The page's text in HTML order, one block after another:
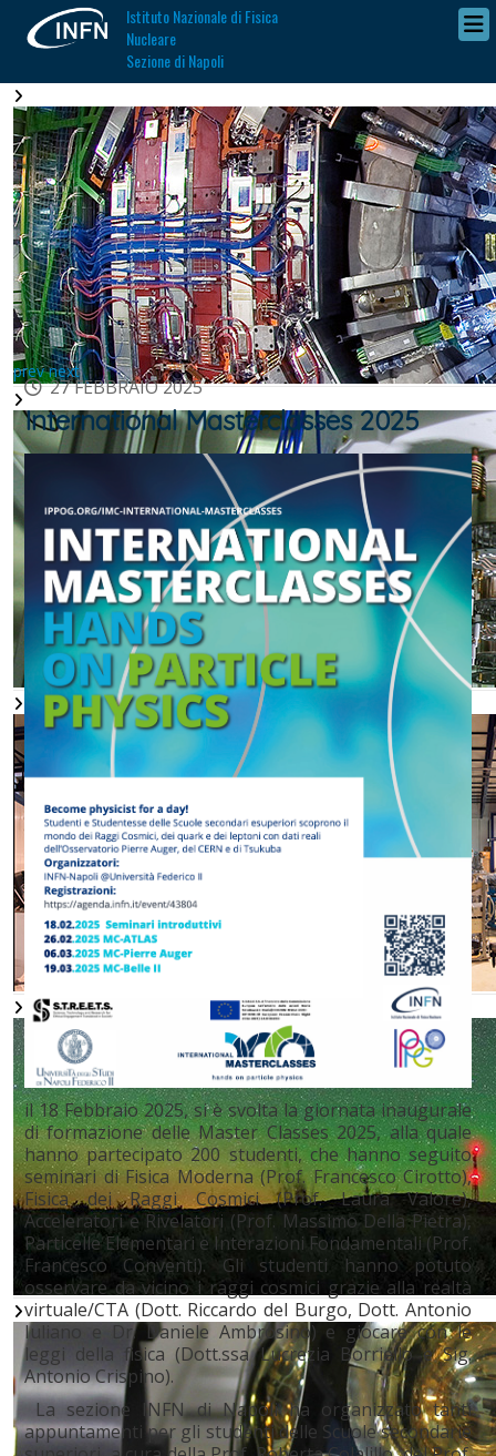
Istituto Nazionale di Fisica
Nucleare
Sezione di Napoli
prev next
27 FEBBRAIO 2025
International Masterclasses 2025
il 18 Febbraio 2025, si è svolta la giornata inaugurale
di formazione delle Master Classes 2025, alla quale
hanno partecipato 200 studenti, che hanno seguito
seminari di Fisica Moderna (Prof. Francesco Cirotto),
Fisica dei Raggi Cosmici (Prof. Laura Valore),
Acceleratori e Rivelatori (Prof. Massimo Della Pietra),
Particelle Elementari e Interazioni Fondamentali (Prof.
Francesco Conventi). Gli studenti hanno potuto
osservare da vicino i raggi cosmici grazie alla realtà
virtuale/CTA (Dott. Riccardo del Burgo, Dott. Antonio
Iuliano e Dr. Daniele Ambrosino) e giocare con le
leggi della fisica (Dott.ssa Lucrezia Borriello e Sig.
Antonio Crispino).
La sezione INFN di Napoli ha organizzato tanti
appuntamenti per gli studenti delle Scuole secondarie